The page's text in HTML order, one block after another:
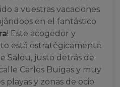
a vuestras vacaciones
en el fantástico
! Este acogedor y
está estratégicamente
Salou, justo detrás de
Carles Buïgas y muy
playas y zonas de ocio.